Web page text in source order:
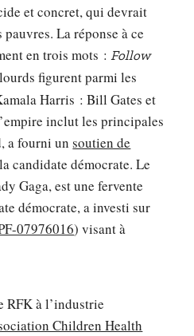
et concret, qui devrait
La réponse à ce
en trois mots :Follow
figurent parmi les
Harris : Bill Gates et
inclut les principales
a fourni unsoutien de
candidate démocrate. Le
Gaga, est une fervente
démocrate, a investi sur
07976016) visant à
RFK à l’industrie
Children Health